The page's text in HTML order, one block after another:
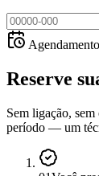
Reserve
Sem ligação,
período — um